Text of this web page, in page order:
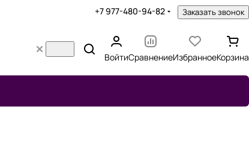
+7 977-480-94-82 Заказать звонок
ВойтиСравнениеИзбранноеКорзина